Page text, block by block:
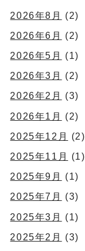
2026年8月 (2)
2026年6月 (2)
2026年5月 (1)
2026年3月 (2)
2026年2月 (3)
2026年1月 (2)
2025年12月 (2)
2025年11月 (1)
2025年9月 (1)
2025年7月 (3)
2025年3月 (1)
2025年2月 (3)